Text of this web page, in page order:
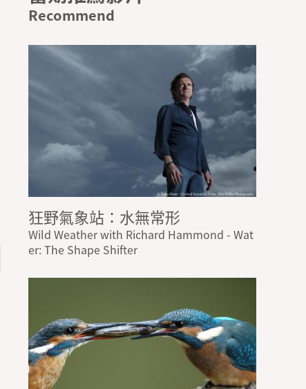
狂野氣象站：水無常形
Wild Weather with Richard Hammond - Wat
er: The Shape Shifter